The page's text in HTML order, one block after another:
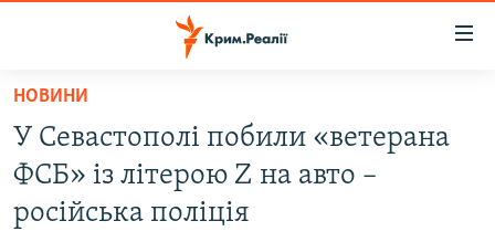
Перейти
основного
матеріалу
Перейти
до
ВОДА.КРИМ
ВІДЕО ТА ФОТО
НОВИНИ
У Севастополі побили «ветерана
ФСБ» із літерою Z на авто –
російська поліція